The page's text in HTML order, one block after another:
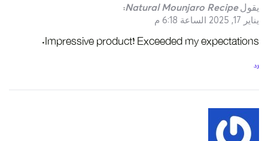
يقول Natural Mounjaro Recipe
:
يناير 17, 2025 الساعة 6:18 م
Impressive product! Exceeded my expectations.
رد